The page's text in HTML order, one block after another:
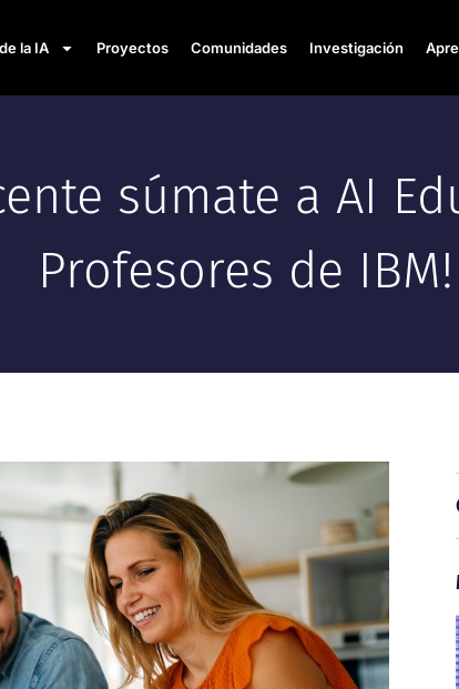
la IA Proyectos Comunidades Investigación
súmate a AI
Profesores de IBM!